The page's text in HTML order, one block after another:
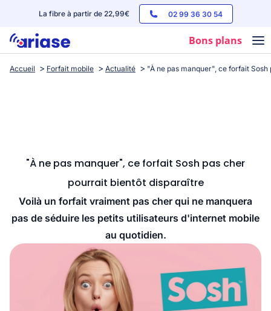
La fibre à partir de 22,99€ 02 99 36 30 54
Bons plans
Box internet
Streaming
Accueil Forfait mobile Actualité "À ne pas manquer", ce forfait
"À ne pas manquer", ce forfait Sosh pas cher
pourrait bientôt disparaître
Voilà un forfait vraiment pas cher qui ne manquera
pas de séduire les petits utilisateurs d'internet mobile
au quotidien.